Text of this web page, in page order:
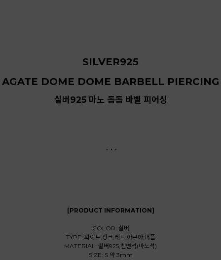
SILVER925
AGATE DOME DOME BARBELL PIERCING
실버925 마노 돔돔 바벨 피어싱
. . .
[PRODUCT INFORMATION]
COLOR: 실버
TYPE: 화이트,핑크,레드,아쿠아,퍼플
MATERIAL: 실버925,천연석(마노석)
SIZE: S 약 3mm